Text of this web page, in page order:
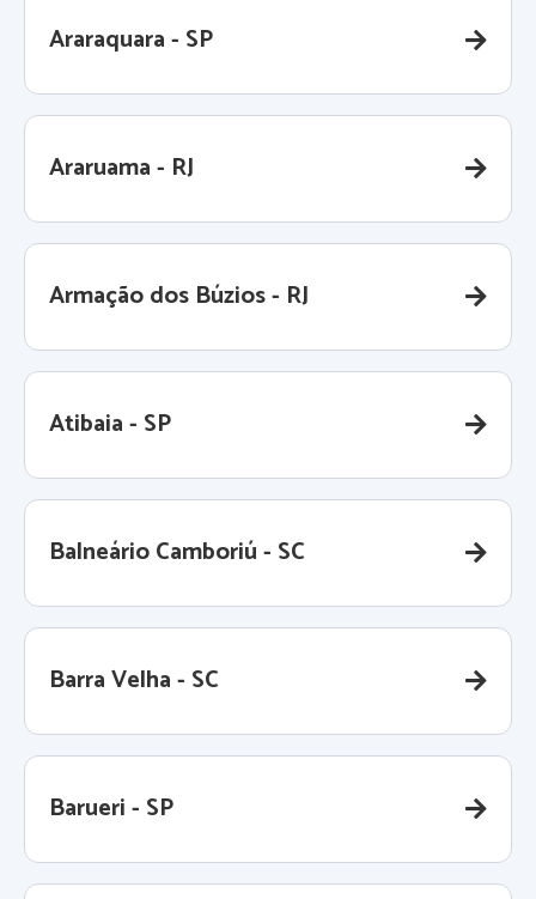
Araraquara - SP
Araruama - RJ
Armação dos Búzios - RJ
Atibaia - SP
Balneário Camboriú - SC
Barra Velha - SC
Barueri - SP